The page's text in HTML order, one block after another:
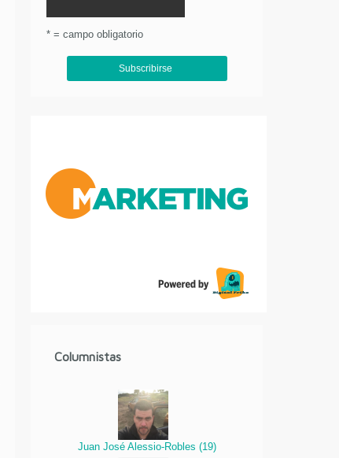
* = campo obligatorio
Columnistas
Juan José Alessio-Robles (19)